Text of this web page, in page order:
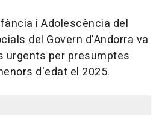
i Adolescència del
del Govern d'Andorra va
urgents per presumptes
d'edat el 2025.